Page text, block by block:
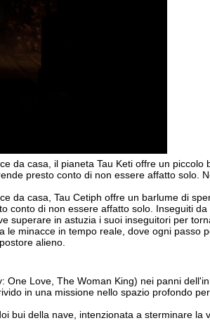
da casa, il pianeta Tau Keti offre un piccolo
presto conto di non essere affatto solo.
da casa, Tau Cetiph offre un barlume di
conto di non essere affatto solo. Inseguiti da
superare in astuzia i suoi inseguitori per
le minacce in tempo reale, dove ogni passo
alieno.
Love, The Woman King) nei panni
in una missione nello spazio profondo
bui della nave, intenzionata a sterminare la